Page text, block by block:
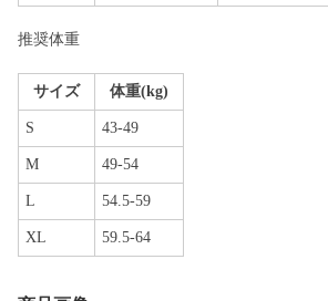
推奨体重
サイズ 体重(kg)
S 43-49
M 49-54
L 54.5-59
XL 59.5-64